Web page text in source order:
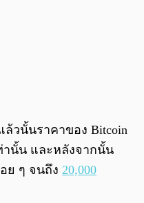
วนั้นราคาของ Bitcoin
านั้น และหลังจากนั้น
ย ๆ จนถึง 20,000